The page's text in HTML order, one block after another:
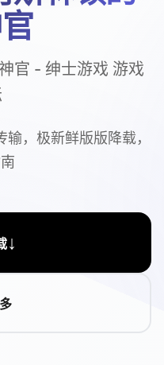
官 - 绅士游戏 游戏
，极新鲜版版降载，
↓